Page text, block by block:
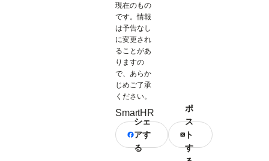
現在のもの
です。情報
は予告なし
に変更され
ることがあ
りますの
で、あらか
じめご了承
ください。
SmartHR
シェ
アす
る
ポ
ス
ト
す